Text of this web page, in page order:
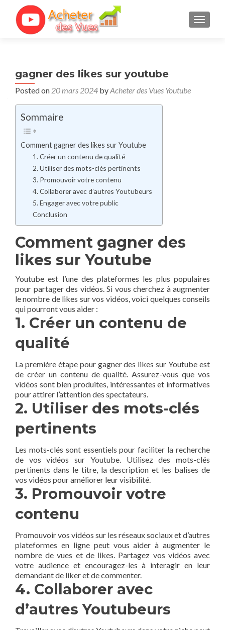
gagner des likes sur youtube
Posted on 20 mars 2024 byAcheter des Vues Youtube
Sommaire
Comment ⁣gagner des⁤ likes sur Youtube
1. Créer un contenu de qualité
2. Utiliser des mots-clés​ pertinents
3. Promouvoir votre contenu
4. Collaborer avec d’autres Youtubeurs
5. Engager avec votre public
Conclusion
Comment ⁣gagner des⁤
likes sur Youtube
Youtube est l’une des plateformes les plus populaires
pour partager des vidéos. Si vous cherchez à augmenter
le nombre de likes sur vos vidéos, voici quelques conseils⁤
qui pourront⁣ vous aider ⁤:
1. Créer un contenu de
qualité
La première étape ​pour gagner des likes sur Youtube est
de créer un contenu de qualité. Assurez-vous que​ vos
vidéos sont bien produites, intéressantes et informatives
pour attirer l’attention des spectateurs.
2. Utiliser des mots-clés​
pertinents
Les mots-clés sont essentiels⁤ pour faciliter la recherche
de⁢ vos vidéos ‍sur Youtube. Utilisez des mots-clés
pertinents dans le titre, la description et les balises de
vos ⁣vidéos pour améliorer⁣ leur visibilité.
3. Promouvoir votre
contenu
Promouvoir ​vos vidéos sur les réseaux sociaux et d’autres
plateformes en ligne peut vous aider à augmenter ⁢le
nombre de vues et de likes. Partagez vos vidéos avec
votre audience et ‍encouragez-les à interagir en leur
demandant de ⁣liker​ et⁣ de commenter.
4. Collaborer avec
d’autres Youtubeurs